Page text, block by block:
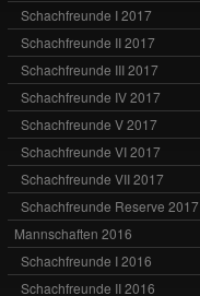
Schachfreunde I 2017
Schachfreunde II 2017
Schachfreunde III 2017
Schachfreunde IV 2017
Schachfreunde V 2017
Schachfreunde VI 2017
Schachfreunde VII 2017
Schachfreunde Reserve 2017
Mannschaften 2016
Schachfreunde I 2016
Schachfreunde II 2016